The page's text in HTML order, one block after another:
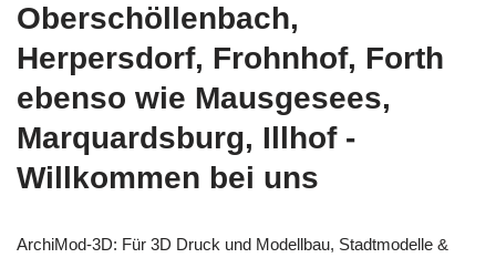
Oberschöllenbach,
Herpersdorf, Frohnhof, Forth
ebenso wie Mausgesees,
Marquardsburg, Illhof -
Willkommen bei uns
ArchiMod-3D: Für 3D Druck und Modellbau, Stadtmodelle &